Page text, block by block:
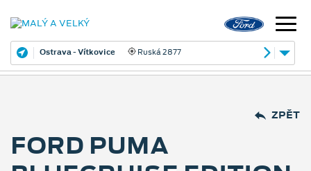
Ostrava - Vítkovice Ruská 2877
ZPĚT
FORD PUMA